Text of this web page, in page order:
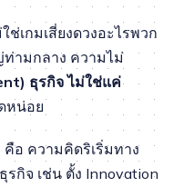
ช่เกมเสี่ยงดวงอะไรพวก
ามกลาง ความไม่
ธุรกิจ ไม่ใช่แค่
หน่อย
อ ความคิดริเริ่มทาง
กิจ เช่น ตั้ง Innovation